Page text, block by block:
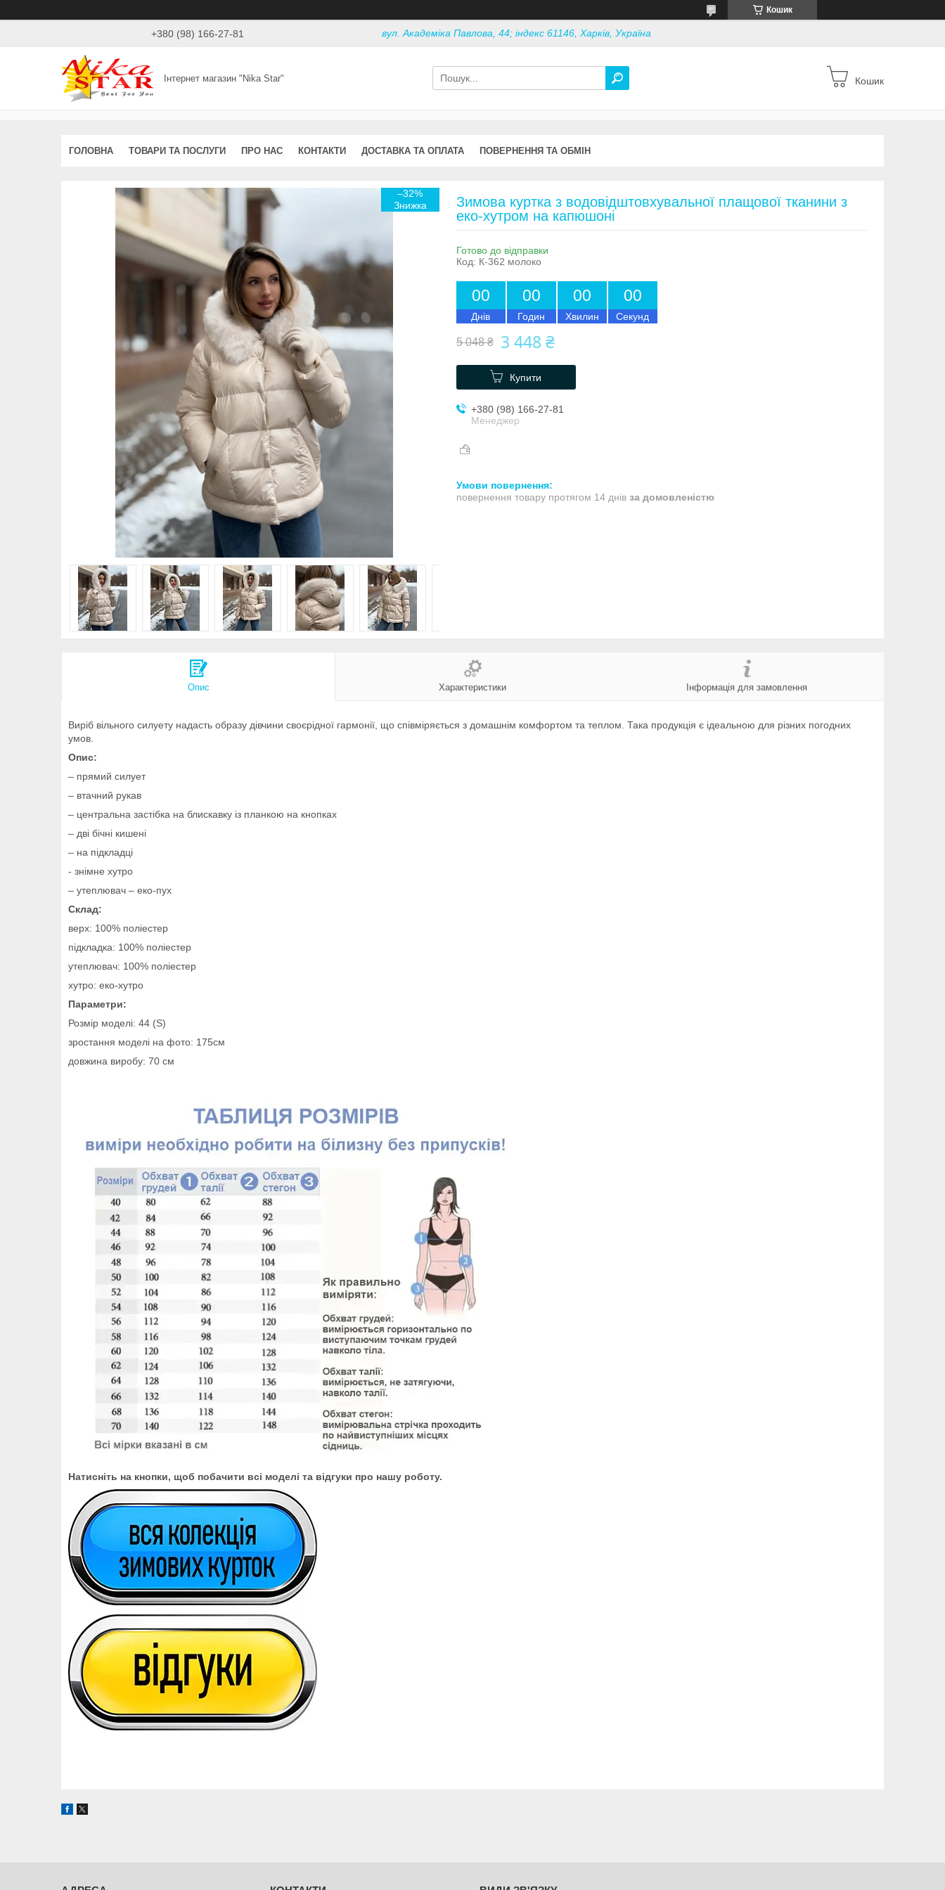
Кошик
+380 (98) 166-27-81 вул. Академіка Павлова, 44; індекс 61146, Харків, Україна
Інтернет магазин "Nika Star" Кошик
ГОЛОВНА ТОВАРИ ТА ПОСЛУГИ ПРО НАС КОНТАКТИ ДОСТАВКА ТА ОПЛАТА ПОВЕРНЕННЯ ТА ОБМІН
–32%
Зимова куртка з водовідштовхувальної плащової тканини з
еко-хутром на капюшоні
Готово до відправки
Код: К-362 молоко
00
Днів
00
Годин
00
Хвилин
00
Секунд
5 048 ₴ 3 448 ₴
Купити
+380 (98) 166-27-81
Менеджер
повернення товару протягом 14 днів за домовленістю
Опис Характеристики Інформація для замовлення
Виріб вільного силуету надасть образу дівчини своєрідної гармонії, що співміряється з домашнім комфортом та теплом. Така продукція є ідеальною для різних погодних
умов.
Опис:
– прямий силует
– втачний рукав
– центральна застібка на блискавку із планкою на кнопках
– дві бічні кишені
– на підкладці
- знімне хутро
– утеплювач – еко-пух
Склад:
верх: 100% поліестер
підкладка: 100% поліестер
утеплювач: 100% поліестер
хутро: еко-хутро
Параметри:
Розмір моделі: 44 (S)
зростання моделі на фото: 175см
довжина виробу: 70 см
Натисніть на кнопки, щоб побачити всі моделі та відгуки про нашу роботу.